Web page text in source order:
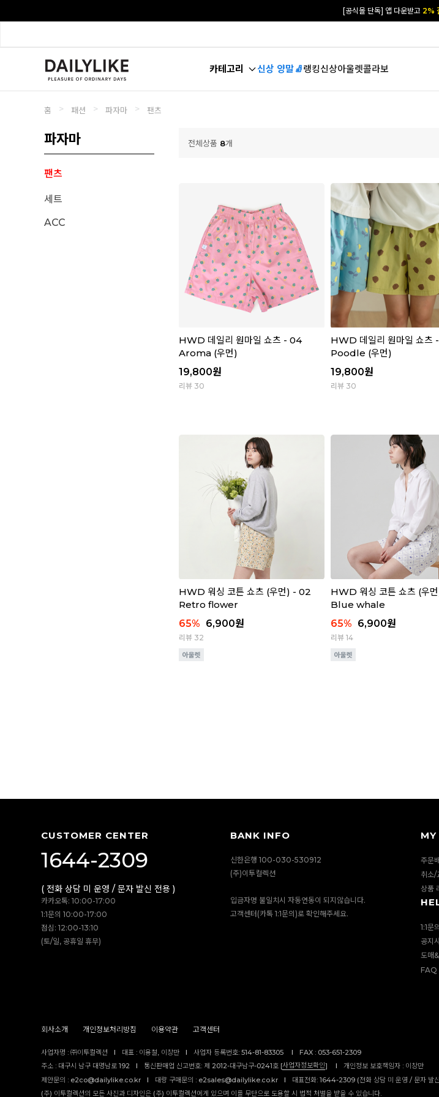
[공식몰 단독] 앱 다운받고 2%
카테고리 신상 양말🧦랭킹신상아울렛콜라보
홈 > 패션 > 파자마 > 팬츠
파자마
팬츠
세트
ACC
전체상품 8개
HWD 데일리 원마일 쇼츠 - 04
Aroma (우먼)
19,800원
리뷰 30
HWD 데일리 원마일 쇼츠
Poodle (우먼)
19,800원
리뷰 30
HWD 워싱 코튼 쇼츠 (우먼) - 02
Retro flower
65% 6,900원
리뷰 32
HWD 워싱 코튼 쇼츠 (우
Blue whale
65% 6,900원
리뷰 14
CUSTOMER CENTER
1644-2309
( 전화 상담 미 운영 / 문자 발신 전용 )
카카오톡: 10:00-17:00
1:1문의 10:00-17:00
점심: 12:00-13:10
(토/일, 공휴일 휴무)
BANK INFO
신한은행 100-030-530912
(주)이투컬렉션
입금자명 불일치시 자동연동이 되지않습니다.
고객센터(카톡 1:1문의)로 확인해주세요.
MY
주문
취소/
상품
1:1문의
공지
도매
FAQ
회사소개 개인정보처리방침 이용약관 고객센터
사업자명 : ㈜이투컬렉션 I 대표 : 이용철, 이창만 I 사업자 등록번호: 514-81-83305 I
FAX : 053-651-2309
주소 : 대구시 남구 대명남로 192
I 통신판매업 신고번호: 제 2012-대구남구-0241호 [사업자정보확인] I
개인정보 보호책임자 : 이창만
제안문의 : e2co@dailylike.co.kr
I 대량 구매문의 : e2sales@dailylike.co.kr I
대표전화: 1644-2309 (전화 상담 미 운영 / 문자 발
(주) 이투컬렉션의 모든 사진과 디자인은 (주) 이투컬렉션에게 있으며 이를 무단으로 도용할 시 법적 처벌을 받을 수 있습니다.